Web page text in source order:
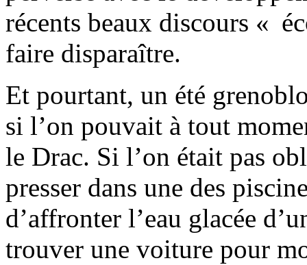
récents beaux discours «
faire disparaître.
Et pourtant, un été
si l’on pouvait à tout
le Drac. Si l’on était pas
presser dans une des
d’affronter l’eau glacée
trouver une voiture pour